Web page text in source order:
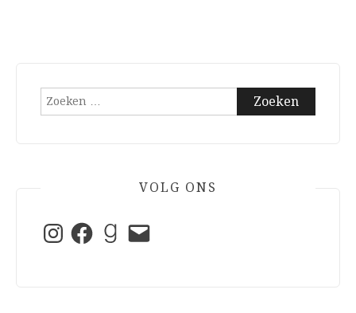
Zoeken
VOLG ONS
InstagramFacebookGoodreads
E-
mail